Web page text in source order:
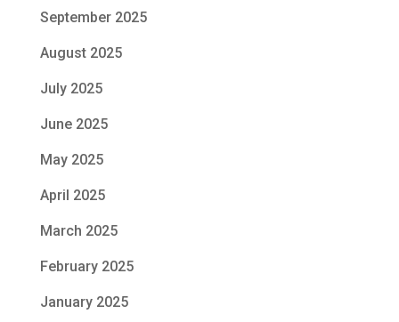
September 2025
August 2025
July 2025
June 2025
May 2025
April 2025
March 2025
February 2025
January 2025